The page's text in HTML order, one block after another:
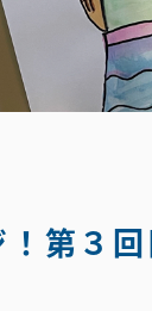
第３